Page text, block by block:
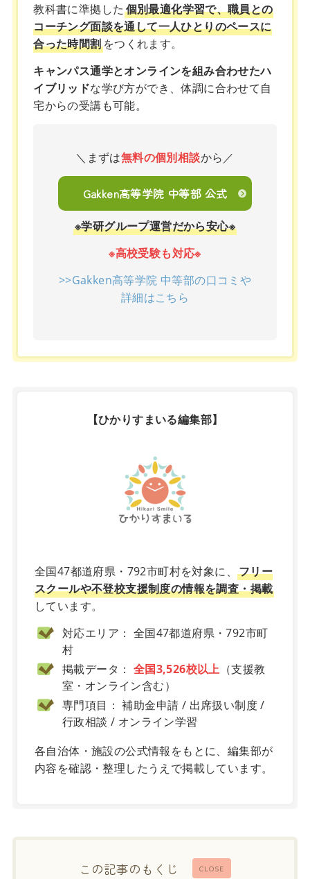
教科書に準拠した 個別最適化学習で、職員との
コーチング面談を通して一人ひとりのペースに
合った時間割をつくれます。
キャンパス通学とオンラインを組み合わせたハ
イブリッドな学び方ができ、体調に合わせて自
宅からの受講も可能。
＼まずは無料の個別相談から／
Gakken高等学院 中等部 公式
※学研グループ運営だから安心※
※高校受験も対応※
>>Gakken高等学院 中等部の口コミや
詳細はこちら
【ひかりすまいる編集部】
全国47都道府県・792市町村を対象に、 フリー
スクールや不登校支援制度の情報を調査・掲載
しています。
対応エリア： 全国47都道府県・792市町
村
掲載データ： 全国3,526校以上 （支援教
室・オンライン含む）
専門項目： 補助金申請 / 出席扱い制度 /
行政相談 / オンライン学習
各自治体・施設の公式情報をもとに、編集部が
内容を確認・整理したうえで掲載しています。
CLOSE
この記事のもくじ